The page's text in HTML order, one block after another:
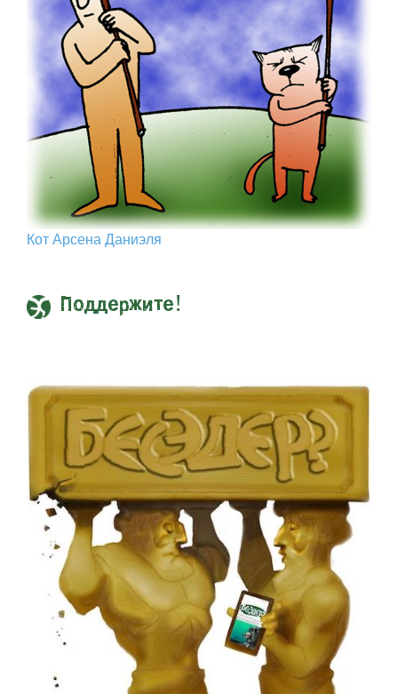
Кот Арcена Даниэля
Поддержите!